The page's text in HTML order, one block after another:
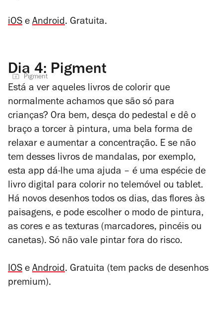
iOS e Android. Gratuita.
Dia 4: Pigment
Pigment
Está a ver aqueles livros de colorir que
normalmente achamos que são só para
crianças? Ora bem, desça do pedestal e dê o
braço a torcer à pintura, uma bela forma de
relaxar e aumentar a concentração. E se não
tem desses livros de mandalas, por exemplo,
esta app dá-lhe uma ajuda – é uma espécie de
livro digital para colorir no telemóvel ou tablet.
Há novos desenhos todos os dias, das flores às
paisagens, e pode escolher o modo de pintura,
as cores e as texturas (marcadores, pincéis ou
canetas). Só não vale pintar fora do risco.
IOS e Android. Gratuita (tem packs de desenhos
premium).